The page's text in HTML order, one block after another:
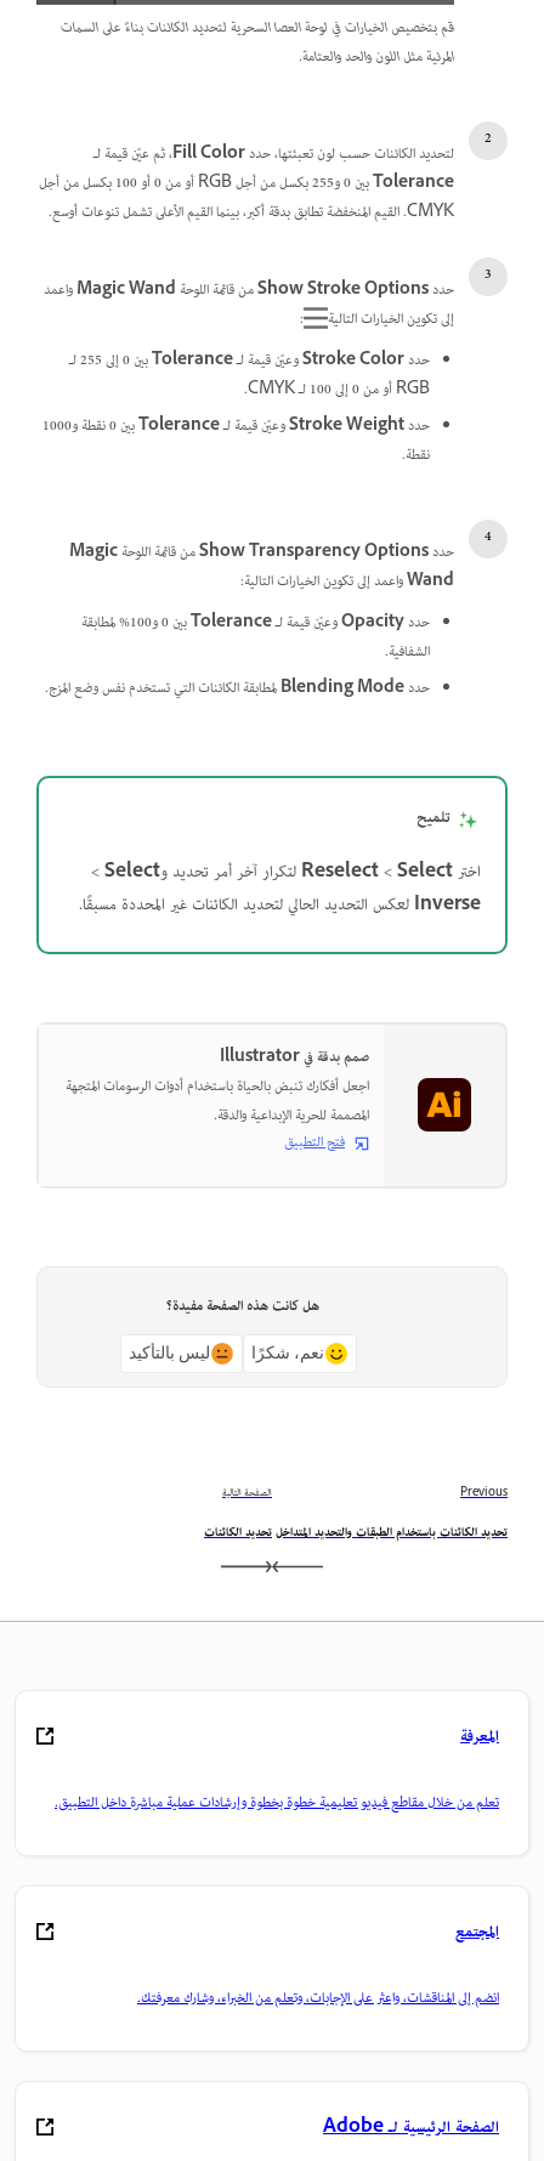
قم بتخصيص الخيارات في لوحة العصا السحرية لتحديد الكائنات بناءً على السمات
المرئية مثل اللون والحد والعتامة.
لتحديد الكائنات حسب لون تعبئتها، حددFill Color، ثم عيّن قيمة لـ
Tolerance
بين 0 و255 بكسل من أجل RGB أو من 0 أو 100 بكسل من أجل
CMYK. القيم المنخفضة تطابق بدقة أكبر، بينما القيم الأعلى تشمل تنوعات أوسع.
حددShow Stroke Optionsمن قائمة اللوحةMagic Wandواعمد
إلى تكوين الخيارات التالية
:
حددStroke Colorوعيّن قيمة لـTolerance
بين 0 إلى 255 لـ
RGB أو من 0 إلى 100 لـ CMYK.
حددStroke Weightوعيّن قيمة لـTolerance
بين 0 نقطة و1000
نقطة.
حددShow Transparency Optionsمن قائمة اللوحةMagic
Wandواعمد إلى تكوين الخيارات التالية:
حددOpacityوعيّن قيمة لـTolerance
بين 0 و100% لمطابقة
الشفافية.
حددBlending Modeلمطابقة الكائنات التي تستخدم نفس وضع المزج.
تلميح
اخترSelect
>‏
Reselectلتكرار آخر أمر تحديد وSelect
>‏
Inverseلعكس التحديد الحالي لتحديد الكائنات غير المحددة مسبقًا.
صمم بدقة في Illustrator
اجعل أفكارك تنبض بالحياة باستخدام أدوات الرسومات المتجهة
المصممة للحرية الإبداعية والدقة.
فتح التطبيق
هل كانت هذه الصفحة مفيدة؟
نعم، شكرًا ليس بالتأكيد
Previous
تحديد الكائنات باستخدام الطبقات والتحديد المتداخل
الصفحة التالية
تحديد الكائنات
المعرفة
تعلم من خلال مقاطع فيديو تعليمية خطوة بخطوة وإرشادات عملية مباشرة داخل التطبيق.
المجتمع
انضم إلى المناقشات، واعثر على الإجابات، وتعلم من الخبراء، وشارك معرفتك.
الصفحة الرئيسية لـ Adobe